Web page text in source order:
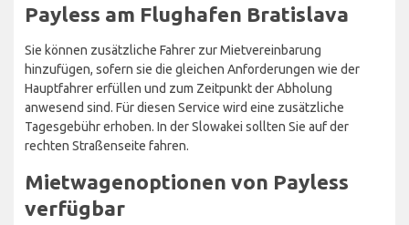
Payless am Flughafen Bratislava
Sie können zusätzliche Fahrer zur Mietvereinbarung
hinzufügen, sofern sie die gleichen Anforderungen wie der
Hauptfahrer erfüllen und zum Zeitpunkt der Abholung
anwesend sind. Für diesen Service wird eine zusätzliche
Tagesgebühr erhoben. In der Slowakei sollten Sie auf der
rechten Straßenseite fahren.
Mietwagenoptionen von Payless
verfügbar